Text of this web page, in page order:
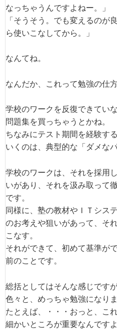
なっちゃうんですよねー。」
「そうそう。でも変えるのが
ら使いこなしてから。」
なんてね。
なんだか、これって勉強の仕
学校のワークを反復できてい
問題集を買っちゃうとかね。
ちなみにテスト期間を経験す
いくのは、典型的な「ダメな
学校のワークは、それを採用
いがあり、それを汲み取って
です。
同様に、塾の教材やＩＴシス
のお考えや狙いがあって、そ
こなす。
それができて、初めて基準が
前のことです。
総括としてはそんな感じです
色々と、めっちゃ勉強になりま
たとえば、・・・おっと、こ
細かいところが重要なんですよ